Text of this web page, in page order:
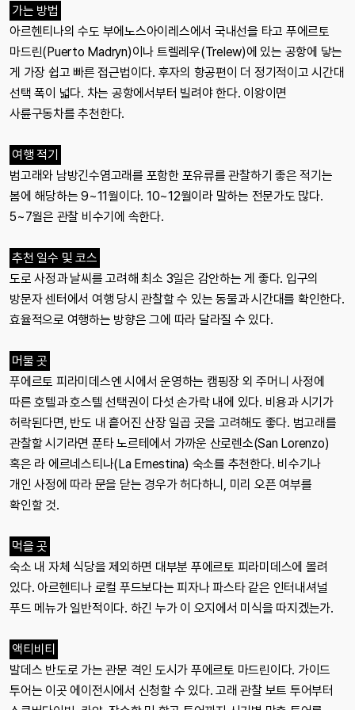
가는 방법
아르헨티나의 수도 부에노스아이레스에서 국내선을 타고 푸에르토
마드린(Puerto Madryn)이나 트렐레우(Trelew)에 있는 공항에 닿는
게 가장 쉽고 빠른 접근법이다. 후자의 항공편이 더 정기적이고 시간대
선택 폭이 넓다. 차는 공항에서부터 빌려야 한다. 이왕이면
사륜구동차를 추천한다.
여행 적기
범고래와 남방긴수염고래를 포함한 포유류를 관찰하기 좋은 적기는
봄에 해당하는 9~11월이다. 10~12월이라 말하는 전문가도 많다.
5~7월은 관찰 비수기에 속한다.
추천 일수 및 코스
도로 사정과 날씨를 고려해 최소 3일은 감안하는 게 좋다. 입구의
방문자 센터에서 여행 당시 관찰할 수 있는 동물과 시간대를 확인한다.
효율적으로 여행하는 방향은 그에 따라 달라질 수 있다.
머물 곳
푸에르토 피라미데스엔 시에서 운영하는 캠핑장 외 주머니 사정에
따른 호텔과 호스텔 선택권이 다섯 손가락 내에 있다. 비용과 시기가
허락된다면, 반도 내 흩어진 산장 일곱 곳을 고려해도 좋다. 범고래를
관찰할 시기라면 푼타 노르테에서 가까운 산로렌소(San Lorenzo)
혹은 라 에르네스티나(La Ernestina) 숙소를 추천한다. 비수기나
개인 사정에 따라 문을 닫는 경우가 허다하니, 미리 오픈 여부를
확인할 것.
먹을 곳
숙소 내 자체 식당을 제외하면 대부분 푸에르토 피라미데스에 몰려
있다. 아르헨티나 로컬 푸드보다는 피자나 파스타 같은 인터내셔널
푸드 메뉴가 일반적이다. 하긴 누가 이 오지에서 미식을 따지겠는가.
액티비티
발데스 반도로 가는 관문 격인 도시가 푸에르토 마드린이다. 가이드
투어는 이곳 에이전시에서 신청할 수 있다. 고래 관찰 보트 투어부터